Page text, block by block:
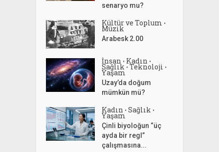
senaryo mu?
Kültür ve Toplum •
Müzik
Arabesk 2.00
İnsan • Kadın •
Sağlık • Teknoloji •
Yaşam
Uzay’da doğum
mümkün mü?
Kadın • Sağlık •
Yaşam
Çinli biyoloğun “üç
ayda bir regl”
çalışmasına...